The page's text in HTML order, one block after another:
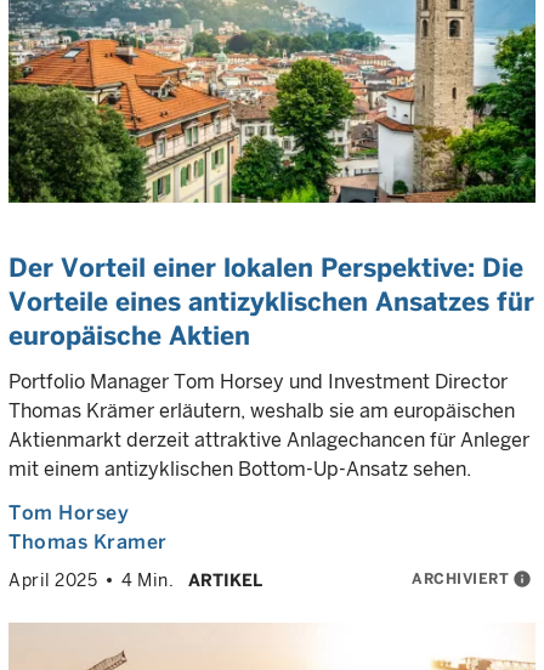
Der Vorteil einer lokalen Perspektive: Die
Vorteile eines antizyklischen Ansatzes für
europäische Aktien
Portfolio Manager Tom Horsey und Investment Director
Thomas Krämer erläutern, weshalb sie am europäischen
Aktienmarkt derzeit attraktive Anlagechancen für Anleger
mit einem antizyklischen Bottom-Up-Ansatz sehen.
Tom Horsey
Thomas Kramer
April 2025 4 Min. ARTIKEL ARCHIVIERT info